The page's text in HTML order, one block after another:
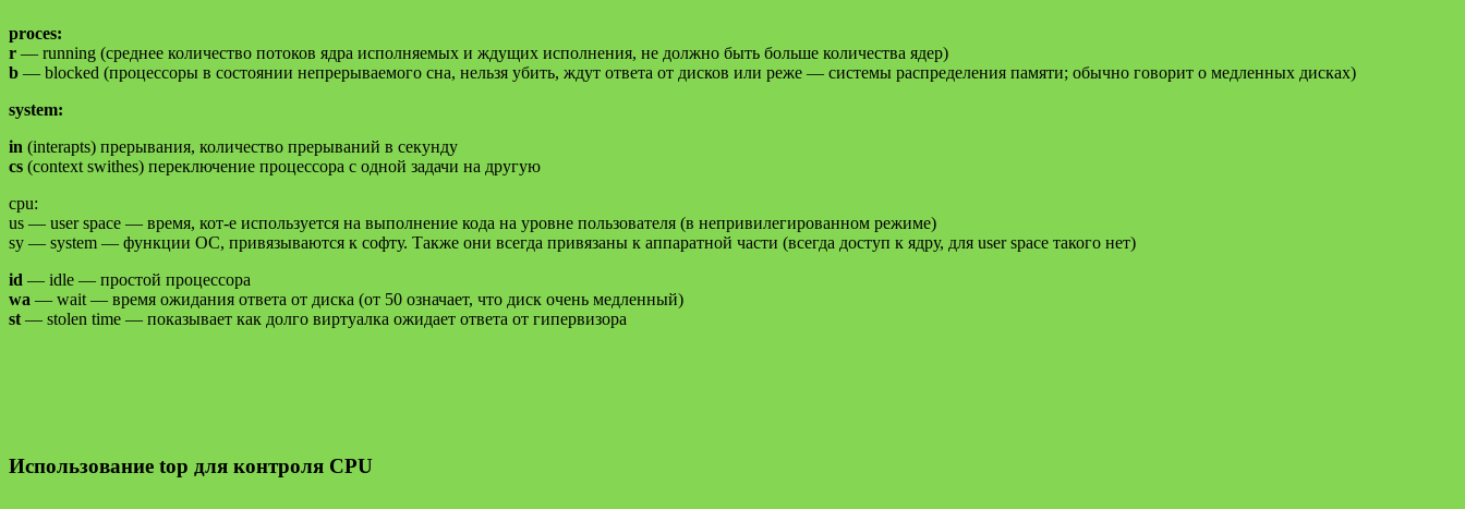
proces:
r — running (среднее количество потоков ядра исполняемых и ждущих исполнения, не должно быть больше количества ядер)
b — blocked (процессоры в состоянии непрерываемого сна, нельзя убить, ждут ответа от дисков или реже — системы распределения памяти; обычно говорит о медленных дисках)
system:
in (interapts) прерывания, количество прерываний в секунду
cs (context swithes) переключение процессора с одной задачи на другую
cpu:
us — user space — время, кот-е используется на выполнение кода на уровне пользователя (в непривилегированном режиме)
sy — system — функции ОС, привязываются к софту. Также они всегда привязаны к аппаратной части (всегда доступ к ядру, для user space такого нет)
id — idle — простой процессора
wa — wait — время ожидания ответа от диска (от 50 означает, что диск очень медленный)
st — stolen time — показывает как долго виртуалка ожидает ответа от гипервизора
Использование top для контроля CPU